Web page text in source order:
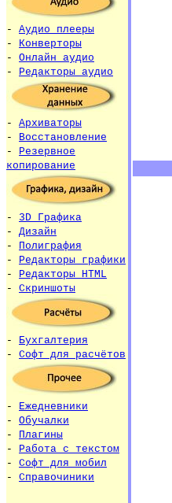
- Аудио плееры
- Конверторы
- Онлайн аудио
- Редакторы аудио
- Архиваторы
- Восстановление
- Резервное
копирование
- 3D Графика
- Дизайн
- Полиграфия
- Редакторы графики
- Редакторы HTML
- Скриншоты
- Бухгалтерия
- Софт для расчётов
- Ежедневники
- Обучалки
- Плагины
- Работа с текстом
- Софт для мобил
- Справочиники